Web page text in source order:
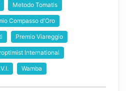
Metodo Tomatis
Compasso d'Oro
Premio Viareggio
International
Wamba